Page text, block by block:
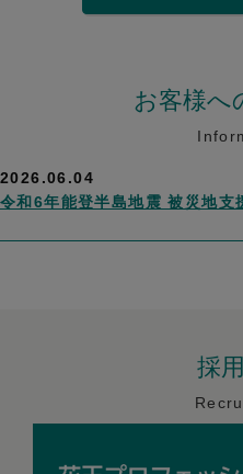
お客様へ
2026.06.04
令和6年能登半島地震 被災地支
採